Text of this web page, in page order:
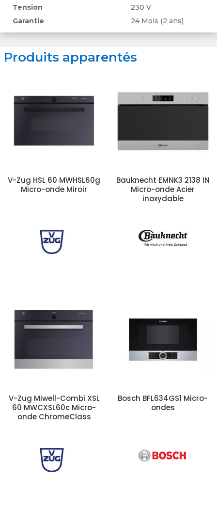
Tension
230 V
Garantie
24 Mois (2 ans)
Produits apparentés
V-Zug HSL 60 MWHSL60g
Micro-onde Miroir
Bauknecht EMNK3 2138 IN
Micro-onde Acier
inoxydable
V-Zug Miwell-Combi XSL
60 MWCXSL60c Micro-
onde ChromeClass
Bosch BFL634GS1 Micro-
ondes